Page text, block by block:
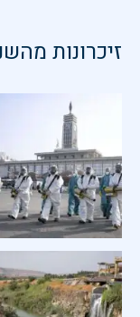
זיכרונות